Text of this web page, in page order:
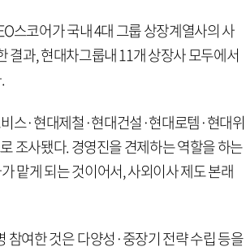
스코어가 국내 4대 그룹 상장계열사의 사
결과, 현대차그룹내 11개 상장사 모두에서
스·현대제철·현대건설·현대로템·현대위
조사됐다. 경영진을 견제하는 역할을 하는
맡게 되는 것이어서, 사외이사 제도 본래
참여한 것은 다양성·중장기 전략 수립 등을